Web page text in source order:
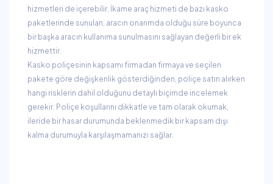
hizmetleri de içerebilir. İkame araç hizmeti de bazı kasko
paketlerinde sunulan, aracın onarımda olduğu süre boyunca
bir başka aracın kullanıma sunulmasını sağlayan değerli bir ek
hizmettir.
Kasko poliçesinin kapsamı firmadan firmaya ve seçilen
pakete göre değişkenlik gösterdiğinden, poliçe satın alırken
hangi risklerin dahil olduğunu detaylı biçimde incelemek
gerekir. Poliçe koşullarını dikkatle ve tam olarak okumak,
ileride bir hasar durumunda beklenmedik bir kapsam dışı
kalma durumuyla karşılaşmamanızı sağlar.